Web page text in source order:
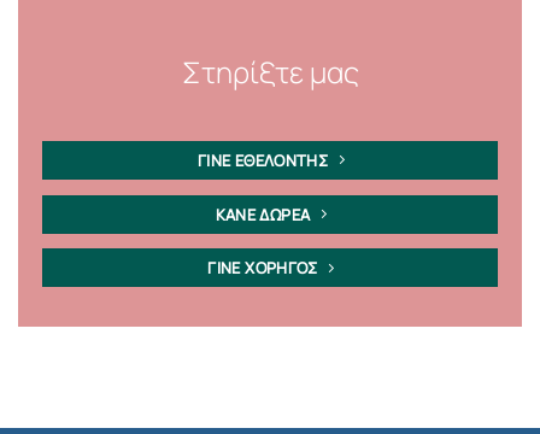
Στηρίξτε μας
ΓΙΝΕ ΕΘΕΛΟΝΤΗΣ
ΚΑΝΕ ΔΩΡΕΑ
ΓΙΝΕ ΧΟΡΗΓΟΣ